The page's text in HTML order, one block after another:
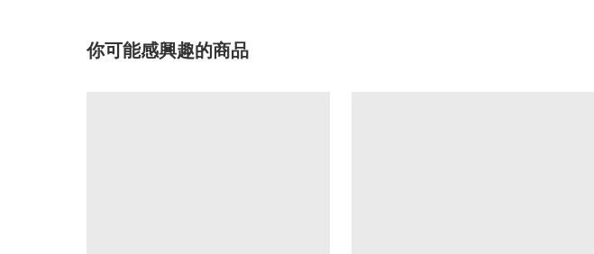
你可能感興趣的商品